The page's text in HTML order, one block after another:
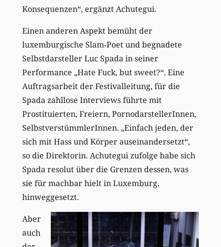
Konsequenzen“, ergänzt Achutegui.
Einen anderen Aspekt bemüht der
luxemburgische Slam-Poet und begnadete
Selbstdarsteller Luc Spada in seiner
Performance „Hate Fuck, but sweet?“. Eine
Auftragsarbeit der Festivalleitung, für die
Spada zahllose Interviews führte mit
Prostituierten, Freiern, PornodarstellerInnen,
SelbstverstümmlerInnen. „Einfach jeden, der
sich mit Hass und Körper auseinandersetzt“,
so die Direktorin. Achutegui zufolge habe sich
Spada resolut über die Grenzen dessen, was
sie für machbar hielt in Luxemburg,
hinweggesetzt.
Aber
auch